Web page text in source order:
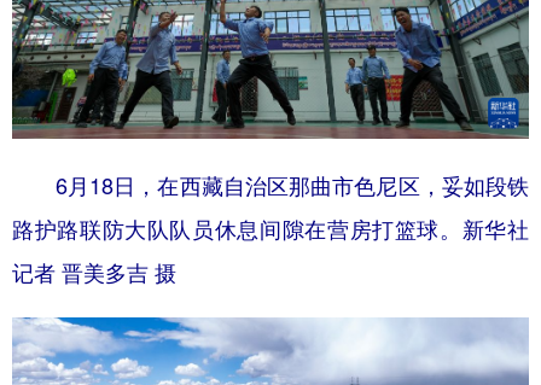
6月18日，在西藏自治区那曲市色尼区，妥如段铁
路护路联防大队队员休息间隙在营房打篮球。新华社
记者 晋美多吉 摄